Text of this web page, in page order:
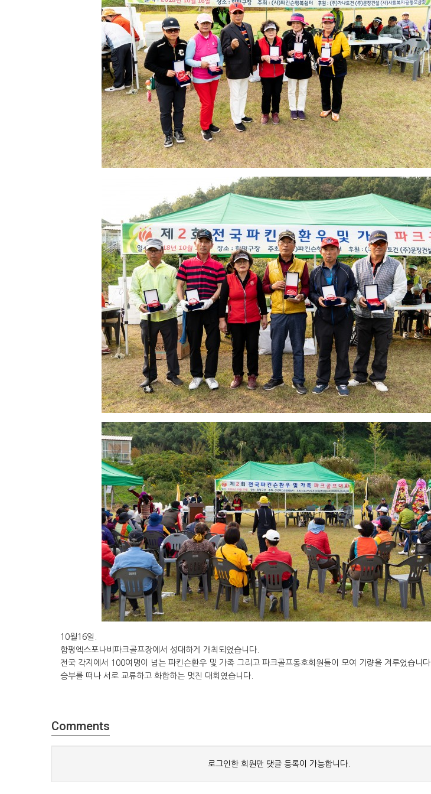
10월16일.
함평엑스포나비파크골프장에서 성대하게 개최되었습니다.
전국 각지에서 100여명이 넘는 파킨슨환우 및 가족 그리고 파크골프동호회원들이 모여 기량을 겨루었습니다.
승부를 떠나 서로 교류하고 화합하는 멋진 대회였습니다.
Comments
로그인한 회원만 댓글 등록이 가능합니다.